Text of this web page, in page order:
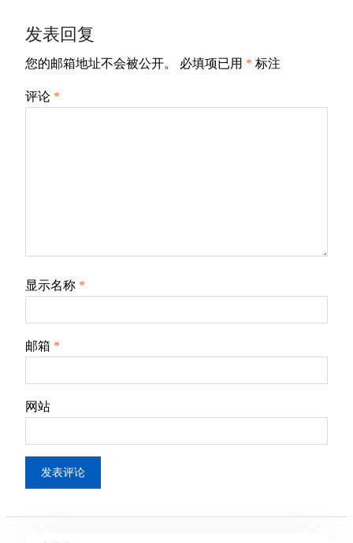
航
发表回复
您的邮箱地址不会被公开。 必填项已用 * 标注
评论 *
显示名称 *
邮箱 *
网站